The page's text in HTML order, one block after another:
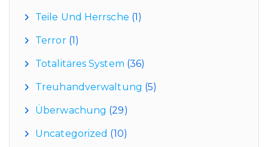
Teile Und Herrsche (1)
Terror(1)
Totalitäres System (36)
Treuhandverwaltung (5)
Überwachung (29)
Uncategorized (10)